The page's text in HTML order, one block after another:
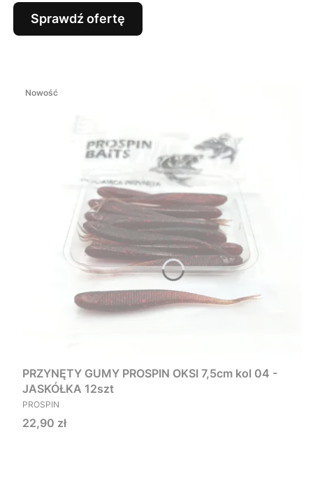
Sprawdź ofertę
Nowość
PRZYNĘTY GUMY PROSPIN OKSI 7,5cm kol 04 -
JASKÓŁKA 12szt
PRODUCENT
PROSPIN
Cena
22,90 zł